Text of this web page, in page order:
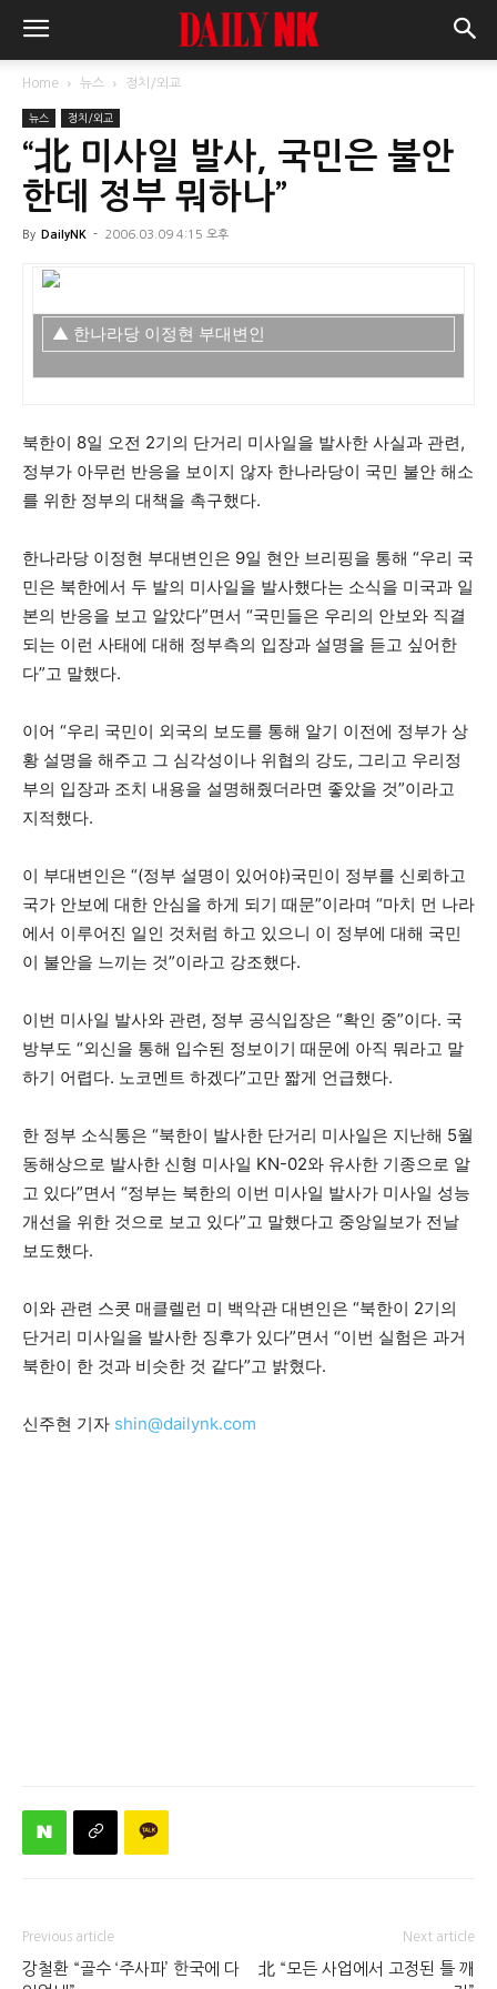
Home 뉴스 정치/외교
뉴스 정치/외교
“北 미사일 발사, 국민은 불안
한데 정부 뭐하나”
By DailyNK - 2006.03.09 4:15 오후
▲ 한나라당 이정현 부대변인
북한이 8일 오전 2기의 단거리 미사일을 발사한 사실과 관련,
정부가 아무런 반응을 보이지 않자 한나라당이 국민 불안 해소
를 위한 정부의 대책을 촉구했다.
한나라당 이정현 부대변인은 9일 현안 브리핑을 통해 “우리 국
민은 북한에서 두 발의 미사일을 발사했다는 소식을 미국과 일
본의 반응을 보고 알았다”면서 “국민들은 우리의 안보와 직결
되는 이런 사태에 대해 정부측의 입장과 설명을 듣고 싶어한
다”고 말했다.
이어 “우리 국민이 외국의 보도를 통해 알기 이전에 정부가 상
황 설명을 해주고 그 심각성이나 위협의 강도, 그리고 우리정
부의 입장과 조치 내용을 설명해줬더라면 좋았을 것”이라고
지적했다.
이 부대변인은 “(정부 설명이 있어야)국민이 정부를 신뢰하고
국가 안보에 대한 안심을 하게 되기 때문”이라며 “마치 먼 나라
에서 이루어진 일인 것처럼 하고 있으니 이 정부에 대해 국민
이 불안을 느끼는 것”이라고 강조했다.
이번 미사일 발사와 관련, 정부 공식입장은 “확인 중”이다. 국
방부도 “외신을 통해 입수된 정보이기 때문에 아직 뭐라고 말
하기 어렵다. 노코멘트 하겠다”고만 짧게 언급했다.
한 정부 소식통은 “북한이 발사한 단거리 미사일은 지난해 5월
동해상으로 발사한 신형 미사일 KN-02와 유사한 기종으로 알
고 있다”면서 “정부는 북한의 이번 미사일 발사가 미사일 성능
개선을 위한 것으로 보고 있다”고 말했다고 중앙일보가 전날
보도했다.
이와 관련 스콧 매클렐런 미 백악관 대변인은 “북한이 2기의
단거리 미사일을 발사한 징후가 있다”면서 “이번 실험은 과거
북한이 한 것과 비슷한 것 같다”고 밝혔다.
신주현 기자 shin@dailynk.com
Previous article
강철환 “골수 ‘주사파’ 한국에 다
Next article
北 “모든 사업에서 고정된 틀 깨